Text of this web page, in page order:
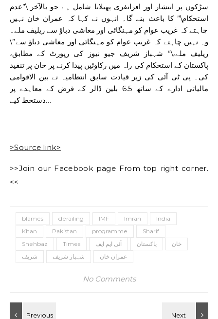
سڑکوں پر انتشار اور افراتفری پھیلانا شامل ہے جو بالآخر \”عدم
استحکام\” کا باعث بنے گا۔ انہوں نے کہا کہ عمران خان نہیں
چاہتے کہ غریب عوام کو مہنگائی اور معاشی دباؤ سے ریلیف ملے۔
\”وہ نہیں چاہتے کہ غریب عوام کو مہنگائی اور معاشی دباؤ سے
ریلیف ملے،\” شہباز شریف جیو نیوز کی رپورٹ کے مطابق،
پاکستان کے استحکام کی راہ میں رکاوٹیں پیدا کرنے پر خان پر تنقید
کی۔ پی ٹی آئی کی زیر قیادت سابق انتظامیہ نے بین الاقوامی
مالیاتی ادارے کے ساتھ 6.5 بلین ڈالر کے قرض کے معاہدے پر
دستخط کیے…
>Source link>
>>Join our Facebook page From top right corner.
<<
blames derailing IMF Imran
India
Khan
Pakistan programme
Sharif
Shehbaz
Times آئی ایم ایف پاکستان
خان
شریف
شہباز شریف عمران خان
No Comments